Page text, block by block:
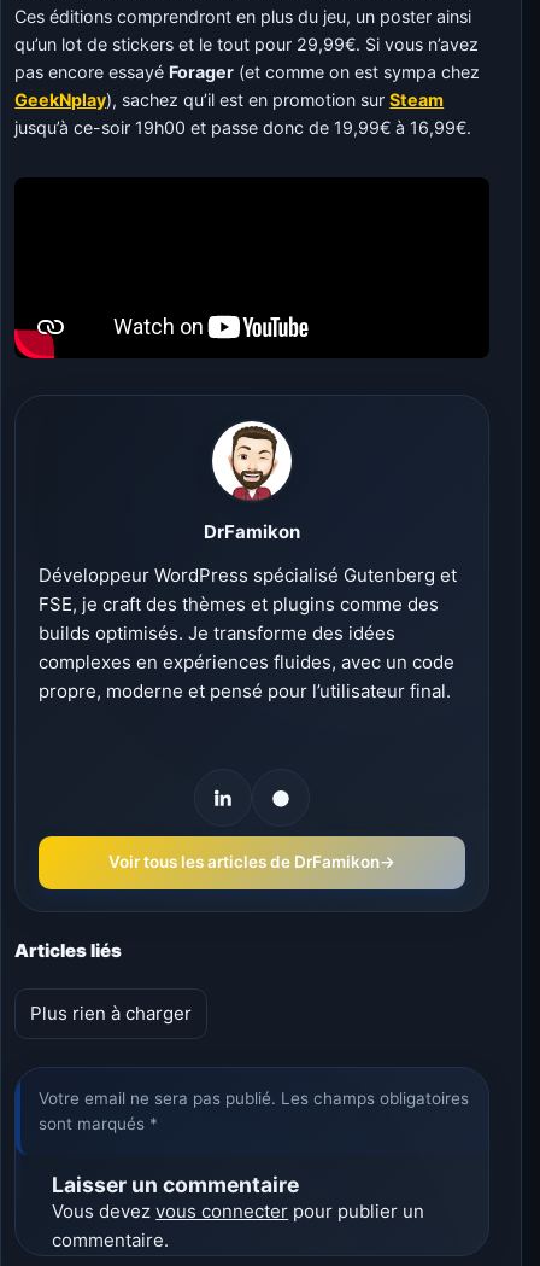
Ces éditions comprendront en plus du jeu, un poster ainsi
qu’un lot de stickers et le tout pour 29,99€. Si vous n’avez
pas encore essayé Forager (et comme on est sympa chez
GeekNplay), sachez qu’il est en promotion surSteam
jusqu’à ce-soir 19h00 et passe donc de 19,99€ à 16,99€.
DrFamikon
Développeur WordPress spécialisé Gutenberg et
FSE, je craft des thèmes et plugins comme des
builds optimisés. Je transforme des idées
complexes en expériences fluides, avec un code
propre, moderne et pensé pour l’utilisateur final.
Voir tous les articles de DrFamikon→
Articles liés
Plus rien à charger
Votre email ne sera pas publié. Les champs obligatoires
sont marqués *
Laisser un commentaire
Vous devezvous connecter pour publier un
commentaire.